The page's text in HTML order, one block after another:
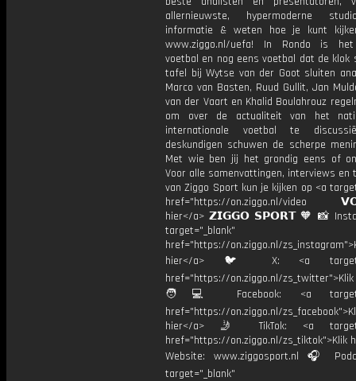
allernieuwste, hypermoderne
informatie & weten hoe je kunt
www.ziggo.nl/uefa! In Rondo is
voetbal en nog eens voetbal dat de klok
tafel bij Wytse van der Goot sluiten
Marco van Basten, Ruud Gullit, Jan
van der Vaart en Khalid Boulahrouz
om over de actualiteit van het
internationale voetbal te
deskundigen schuwen de scherpe
Met wie ben jij het grondig eens of
Voor alle samenvattingen, interviews en
van Ziggo Sport kun je kijken op <a
href="https://on.ziggo.nl/video
hier</a> 𝗭𝗜𝗚𝗚𝗢 𝗦𝗣𝗢𝗥𝗧 🧡 📸
target="_blank"
href="https://on.ziggo.nl/
hier</a> 🐦 X: <a
href="https://on.ziggo.nl/
🧑💻 Facebook: <a
href="https://on.ziggo.nl/
hier</a> 🤳 TikTok: <a
href="https://on.ziggo.nl/zs_tiktok">Klik
Website: www.ziggosport.nl 🎧
target="_blank"